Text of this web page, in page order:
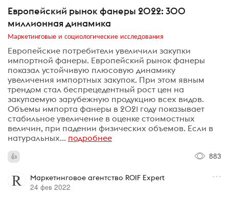
Европейский рынок фанеры 2022: 300
миллионная динамика
Маркетинговые и социологические исследования
Европейские потребители увеличили закупки
импортной фанеры. Европейский рынок фанеры
показал устойчивую плюсовую динамику
увеличения импортных закупок. При этом явным
трендом стал беспрецедентный рост цен на
закупаемую зарубежную продукцию всех видов.
Объемы импорта фанеры в 2021 году показывает
стабильное увеличение в оценке стоимостных
величин, при падении физических объемов. Если в
натуральных... подробнее
883
Маркетинговое агентство ROIF Expert
24 фев 2022